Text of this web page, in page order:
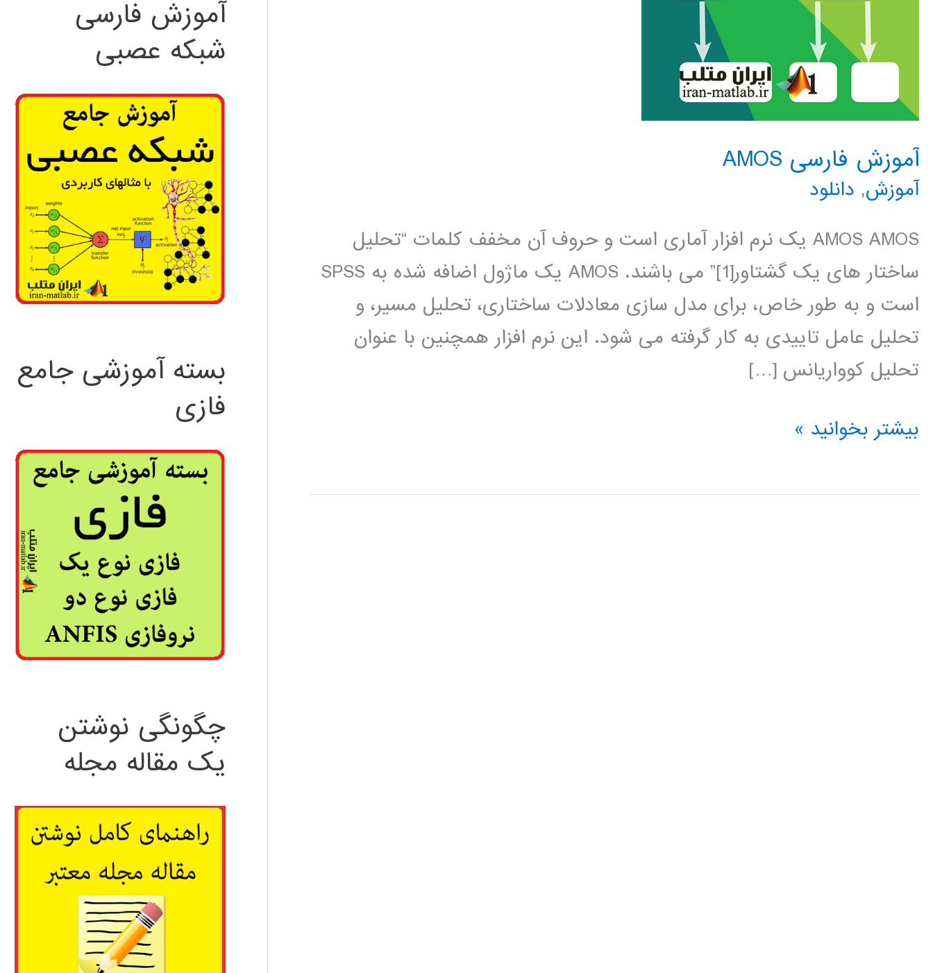
آموزش فارسی AMOS
آموزش, دانلود
AMOS AMOS یک نرم افزار آماری است و حروف آن مخفف کلمات “تحلیل
ساختار های یک گشتاور[1]” می باشند. AMOS یک ماژول اضافه شده به SPSS
است و به طور خاص، برای مدل سازی معادلات ساختاری، تحلیل مسیر، و
تحلیل عامل تاییدی به کار گرفته می شود. این نرم افزار همچنین با عنوان
تحلیل کوواریانس […]
آموزش
AMOS
بیشتر بخوانید »
آموزش فارسی
شبکه عصبی
بسته آموزشی جامع
فازی
چگونگی نوشتن
یک مقاله مجله